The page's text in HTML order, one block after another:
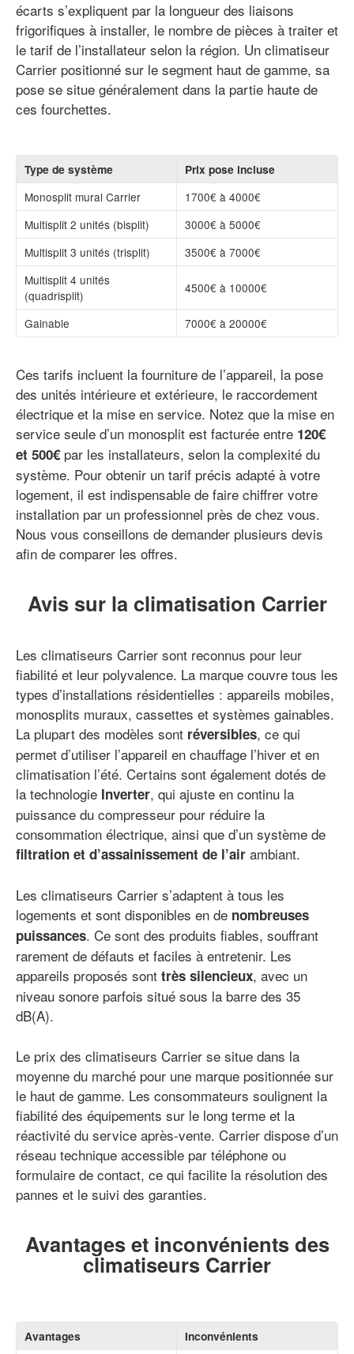
écarts s’expliquent par la longueur des liaisons
frigorifiques à installer, le nombre de pièces à traiter et
le tarif de l’installateur selon la région. Un climatiseur
Carrier positionné sur le segment haut de gamme, sa
pose se situe généralement dans la partie haute de
ces fourchettes.
Type de système
Prix pose incluse
Monosplit mural Carrier
1700€ à 4000€
Multisplit 2 unités (bisplit)
3000€ à 5000€
Multisplit 3 unités (trisplit)
3500€ à 7000€
Multisplit 4 unités
(quadrisplit)
4500€ à 10000€
Gainable 7000€ à 20000€
Ces tarifs incluent la fourniture de l’appareil, la pose
des unités intérieure et extérieure, le raccordement
électrique et la mise en service. Notez que la mise en
service seule d’un monosplit est facturée entre 120€
et 500€ par les installateurs, selon la complexité du
système. Pour obtenir un tarif précis adapté à votre
logement, il est indispensable de faire chiffrer votre
installation par un professionnel près de chez vous.
Nous vous conseillons de demander plusieurs devis
afin de comparer les offres.
Avis sur la climatisation Carrier
Les climatiseurs Carrier sont reconnus pour leur
fiabilité et leur polyvalence. La marque couvre tous les
types d’installations résidentielles : appareils mobiles,
monosplits muraux, cassettes et systèmes gainables.
La plupart des modèles sont réversibles, ce qui
permet d’utiliser l’appareil en chauffage l’hiver et en
climatisation l’été. Certains sont également dotés de
la technologie Inverter, qui ajuste en continu la
puissance du compresseur pour réduire la
consommation électrique, ainsi que d’un système de
filtration et d’assainissement de l’air ambiant.
Les climatiseurs Carrier s’adaptent à tous les
logements et sont disponibles en de nombreuses
puissances. Ce sont des produits fiables, souffrant
rarement de défauts et faciles à entretenir. Les
appareils proposés sont très silencieux, avec un
niveau sonore parfois situé sous la barre des 35
dB(A).
Le prix des climatiseurs Carrier se situe dans la
moyenne du marché pour une marque positionnée sur
le haut de gamme. Les consommateurs soulignent la
fiabilité des équipements sur le long terme et la
réactivité du service après-vente. Carrier dispose d’un
réseau technique accessible par téléphone ou
formulaire de contact, ce qui facilite la résolution des
pannes et le suivi des garanties.
Avantages et inconvénients des
climatiseurs Carrier
Avantages
Inconvénients